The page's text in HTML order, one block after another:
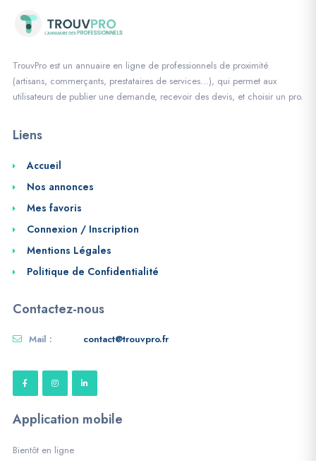
TrouvPro est un annuaire en ligne de professionnels de proximité
(artisans, commerçants, prestataires de services…), qui permet aux
utilisateurs de publier une demande, recevoir des devis, et choisir un pro.
Liens
Accueil
Nos annonces
Mes favoris
Connexion / Inscription
Mentions Légales
Politique de Confidentialité
Contactez-nous
Mail : contact@trouvpro.fr
Application mobile
Bientôt en ligne